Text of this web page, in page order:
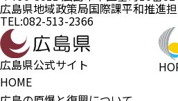
広島県地域政策局国際課平和推進
TEL:082-513-2366
広島県公式サイト
HOME